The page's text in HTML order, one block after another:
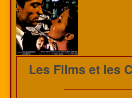
Les Films et les